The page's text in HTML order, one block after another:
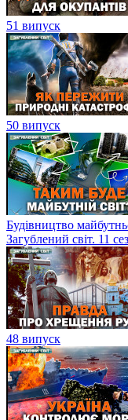
51 випуск
50 випуск
Будівництво
Загублений світ. 11
48 випуск